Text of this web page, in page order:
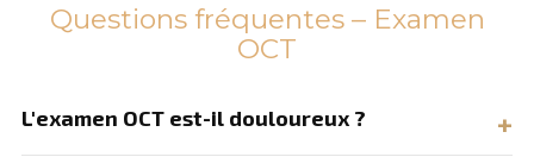
Questions fréquentes – Examen
OCT
L'examen OCT est-il douloureux ?